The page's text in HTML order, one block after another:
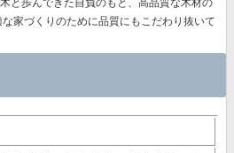
と歩んできた自負のもと、高品質な木材の
家づくりのために品質にもこだわり抜いて